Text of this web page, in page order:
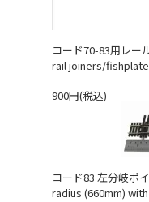
コード70-83用レ
rail joiners/
900円(税込)
コード83 左分岐
radius (660mm)